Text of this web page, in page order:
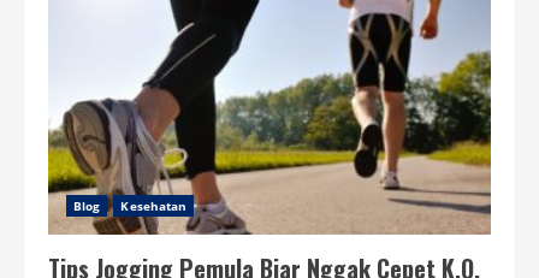
Blog Kesehatan
Tips Jogging Pemula Biar Nggak Cepet K.O.